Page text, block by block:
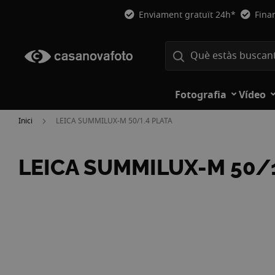
Enviament gratuït 24h*
Fotografia Vídeo
Inici LEICA SUMMILUX-M 50/1.4 PLATA
LEICA SUMMILUX-M 50/